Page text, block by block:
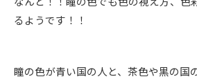
るようです！！
瞳の色が青い国の人と、茶色や黒の国